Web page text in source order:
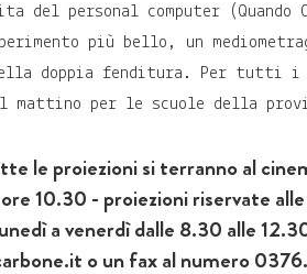
del personal computer
più bello, un
doppia fenditura. Per tutti
per le scuole della
le proiezioni si terranno al
10.30 - proiezioni riservate
a venerdì dalle 8.30 alle
o un fax al numero